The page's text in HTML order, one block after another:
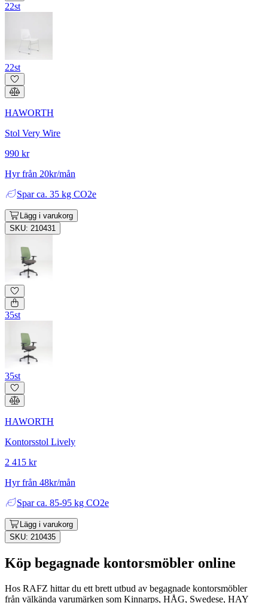
22st
22st
HAWORTH
Stol Very Wire
990 kr
Hyr från 20kr/mån
Spar ca. 35 kg CO2e
Lägg i varukorg
SKU: 210431
35st
35st
HAWORTH
Kontorsstol Lively
2 415 kr
Hyr från 48kr/mån
Spar ca. 85-95 kg CO2e
Lägg i varukorg
SKU: 210435
Köp begagnade kontorsmöbler online
Hos RAFZ hittar du ett brett utbud av begagnade kontorsmöbler
från välkända varumärken som Kinnarps, HÅG, Swedese, HAY